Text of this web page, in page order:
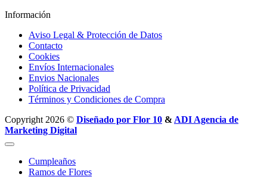
Información
Aviso Legal & Protección de Datos
Contacto
Cookies
Envíos Internacionales
Envios Nacionales
Política de Privacidad
Términos y Condiciones de Compra
Copyright 2026 © Diseñado por Flor 10 & ADI Agencia de
Marketing Digital
Cumpleaños
Ramos de Flores